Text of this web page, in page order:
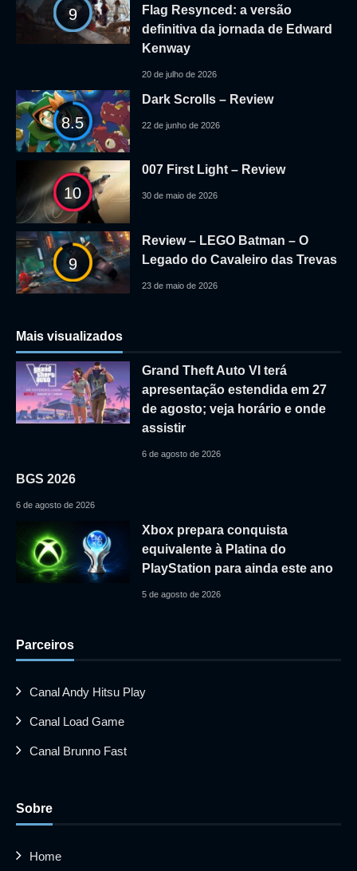
9
Flag Resynced: a versão
definitiva da jornada de Edward
Kenway
20 de julho de 2026
8.5
Dark Scrolls – Review
22 de junho de 2026
10
007 First Light – Review
30 de maio de 2026
9
Review – LEGO Batman – O
Legado do Cavaleiro das Trevas
23 de maio de 2026
Mais visualizados
Grand Theft Auto VI terá
apresentação estendida em 27
de agosto; veja horário e onde
assistir
6 de agosto de 2026
BGS 2026
6 de agosto de 2026
Xbox prepara conquista
equivalente à Platina do
PlayStation para ainda este ano
5 de agosto de 2026
Parceiros
Canal Andy Hitsu Play
Canal Load Game
Canal Brunno Fast
Sobre
Home